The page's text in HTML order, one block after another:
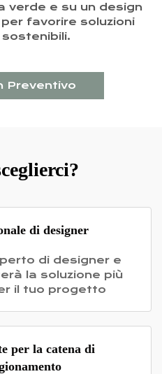
verde e su un design
favorire soluzioni
Preventivo
di designer
di designer e
la soluzione più
il tuo progetto
per la catena di